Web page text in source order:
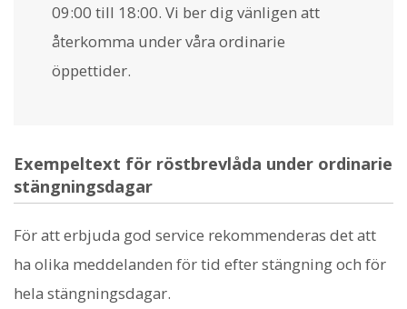
09:00 till 18:00. Vi ber dig vänligen att
återkomma under våra ordinarie
öppettider.
Exempeltext för röstbrevlåda under ordinarie
stängningsdagar
För att erbjuda god service rekommenderas det att
ha olika meddelanden för tid efter stängning och för
hela stängningsdagar.